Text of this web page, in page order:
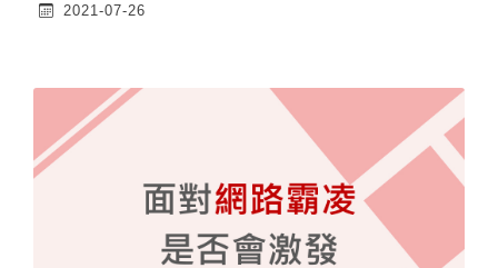
2021-07-26